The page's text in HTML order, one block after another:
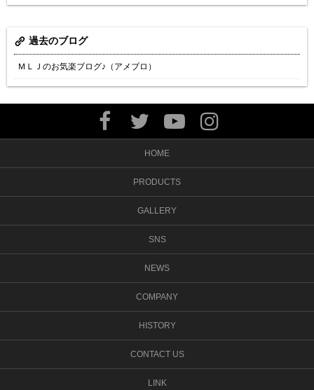
過去のブログ
ＭＬＪのお気楽ブログ♪（アメブロ）
HOME
PRODUCTS
GALLERY
SNS
NEWS
COMPANY
HISTORY
CONTACT US
LINK